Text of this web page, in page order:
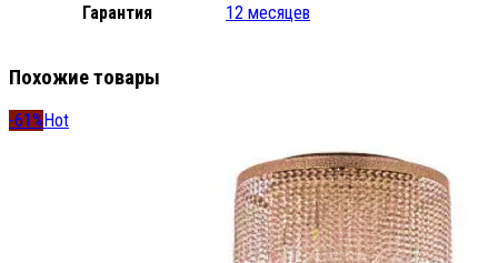
Гарантия 12 месяцев
Похожие товары
-61% Hot